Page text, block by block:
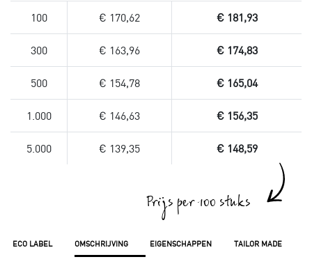
ECO LABEL OMSCHRIJVING EIGENSCHAPPEN TAILOR MADE
100 € 170,62 € 181,93
300 € 163,96 € 174,83
500 € 154,78 € 165,04
1.000 € 146,63 € 156,35
5.000 € 139,35 € 148,59
Prijs per 100 stuks